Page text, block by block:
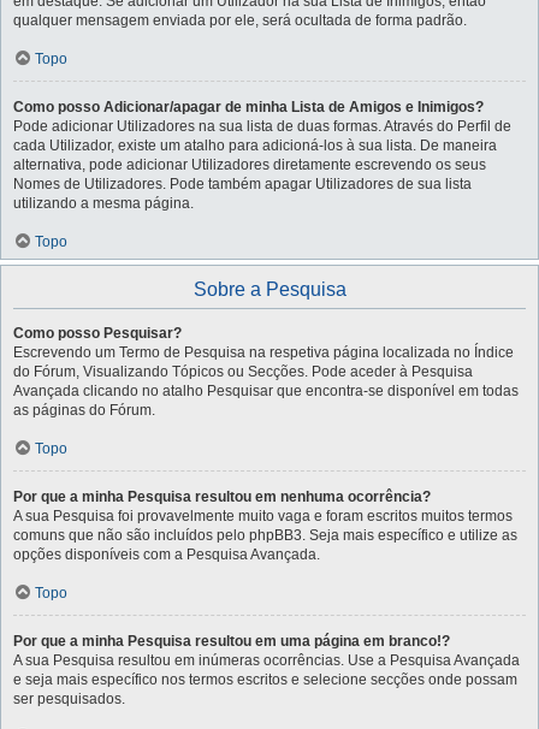
qualquer mensagem enviada por ele, será ocultada de forma padrão.
Topo
Como posso Adicionar/apagar de minha Lista de Amigos e Inimigos?
Pode adicionar Utilizadores na sua lista de duas formas. Através do Perfil de
cada Utilizador, existe um atalho para adicioná-los à sua lista. De maneira
alternativa, pode adicionar Utilizadores diretamente escrevendo os seus
Nomes de Utilizadores. Pode também apagar Utilizadores de sua lista
utilizando a mesma página.
Topo
Sobre a Pesquisa
Como posso Pesquisar?
Escrevendo um Termo de Pesquisa na respetiva página localizada no Índice
do Fórum, Visualizando Tópicos ou Secções. Pode aceder à Pesquisa
Avançada clicando no atalho Pesquisar que encontra-se disponível em todas
as páginas do Fórum.
Topo
Por que a minha Pesquisa resultou em nenhuma ocorrência?
A sua Pesquisa foi provavelmente muito vaga e foram escritos muitos termos
comuns que não são incluídos pelo phpBB3. Seja mais específico e utilize as
opções disponíveis com a Pesquisa Avançada.
Topo
Por que a minha Pesquisa resultou em uma página em branco!?
A sua Pesquisa resultou em inúmeras ocorrências. Use a Pesquisa Avançada
e seja mais específico nos termos escritos e selecione secções onde possam
ser pesquisados.